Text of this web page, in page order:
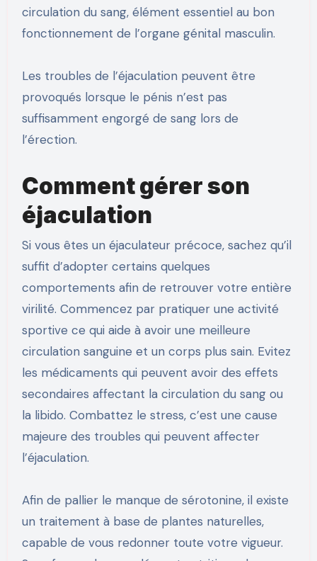
circulation du sang, élément essentiel au bon
fonctionnement de l’organe génital masculin.
Les troubles de l’éjaculation peuvent être
provoqués lorsque le pénis n’est pas
suffisamment engorgé de sang lors de
l’érection.
Comment gérer son
éjaculation
Si vous êtes un éjaculateur précoce, sachez qu’il
suffit d’adopter certains quelques
comportements afin de retrouver votre entière
virilité. Commencez par pratiquer une activité
sportive ce qui aide à avoir une meilleure
circulation sanguine et un corps plus sain. Evitez
les médicaments qui peuvent avoir des effets
secondaires affectant la circulation du sang ou
la libido. Combattez le stress, c’est une cause
majeure des troubles qui peuvent affecter
l’éjaculation.
Afin de pallier le manque de sérotonine, il existe
un traitement à base de plantes naturelles,
capable de vous redonner toute votre vigueur.